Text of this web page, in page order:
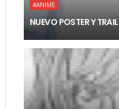
#ANIME
NUEVO POSTER Y